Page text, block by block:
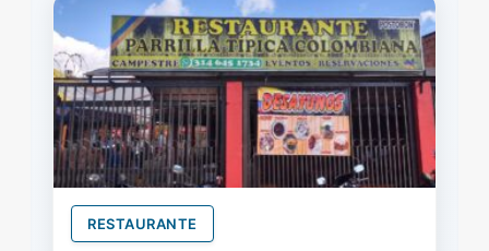
RESTAURANTE